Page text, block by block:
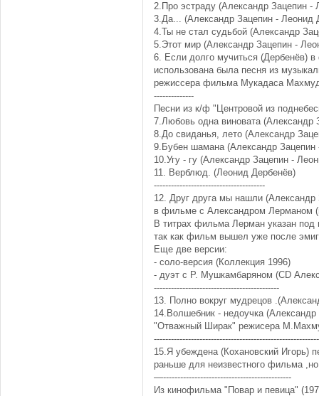
2.Про эстраду (Александр Зацепин -
3.Да... (Александр Зацепин - Леонид
4.Ты не стал судьбой (Александр
5.Этот мир (Александр Зацепин -
6. Если долго мучиться (Дербенёв)
использована была песня из
режиссера фильма Мукадаса
--------------
Песни из к/ф "Центровой из
7.Любовь одна виновата (Александр
8.До свиданья, лето (Александр
9.Бубен шамана (Александр Зацепин
10.Угу - гу (Александр Зацепин -
11. Верблюд. (Леонид Дербенёв)
---------------------------------------
12. Друг друга мы нашли
в фильме с Александром Лерманом
В титрах фильма Лерман указан
так как фильм вышел уже после
Еще две версии:
- соло-версия (Коллекция 1996)
- дуэт с Р. Мушкамбаряном (CD
--------------------------------------------
13. Полно вокруг мудрецов
14.Волшебник - недоучка
"Отважный Ширак" режисера
15.Я убеждена (Кохановский Игорь)
раньше для неизвестного фильма
—---------------------------------------------
Из кинофильма "Повар и певица"